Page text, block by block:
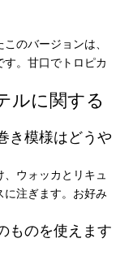
のバージョンは、
。甘口でトロピカ
ルに関する
き模様はどうや
ウォッカとリキュ
に注ぎます。お好み
ものを使えます